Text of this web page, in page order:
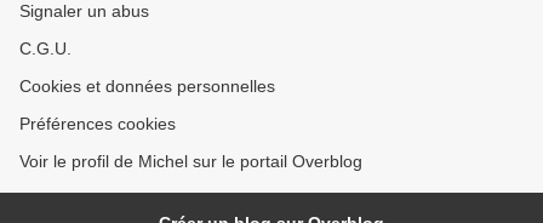
Signaler un abus
C.G.U.
Cookies et données personnelles
Préférences cookies
Voir le profil de Michel sur le portail Overblog